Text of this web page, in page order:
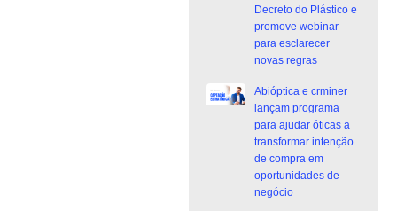
Decreto do Plástico e
promove webinar
para esclarecer
novas regras
Abióptica e crminer
lançam programa
para ajudar óticas a
transformar intenção
de compra em
oportunidades de
negócio